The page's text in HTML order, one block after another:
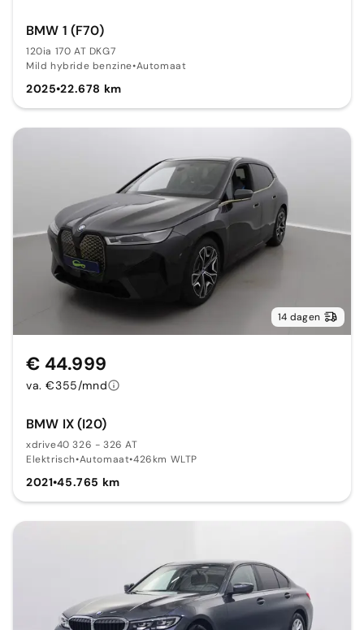
BMW 1 (F70)
120ia 170 AT DKG7
Mild hybride benzine•Automaat
2025•22.678 km
14 dagen
BMW IX (I20)
xdrive40 326 - 326 AT
Elektrisch•Automaat•426km WLTP
2021•45.765 km
€ 44.999
va. €355/mnd